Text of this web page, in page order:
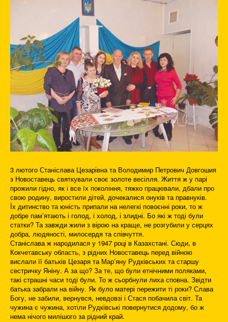
3 лютого Станіслава Цезарівна та Володимир Петрович Довгошия
з Новоставець святкували своє золоте весілля. Життя ж у парі
прожили гідно, як і все їх покоління, тяжко працювали, дбали про
свою родину, виростили дітей, дочекалися онуків та правнуків.
Їх дитинство та юність припали на нелегкі повоєнні роки, то ж
добре пам’ятають і голод, і холод, і злидні. Бо які ж тоді були
статки? Та завжди жили з вірою на краще, не розгубили у серцях
добра, людяності, милосердя та співчуття.
Станіслава ж народилася у 1947 році в Казахстані. Сюди, в
Кокчетавську область, з рідних Новоставець перед війною
вислали її батьків Цезаря та Мар’яну Рудківських та старшу
сестричку Яніну. А за що? За те, що були етнічними поляками,
такі страшні часи тоді були. То ж сьорбнули лиха сповна. Звідти
батька забрали на війну. Як було матері пережити ті роки? Слава
Богу, не забили, вернувся, невдовзі і Стася побачила світ. Та
чужина є чужина, хотіли Рудківські повернутися додому, бо ж
нема нічого милішого за рідний край.